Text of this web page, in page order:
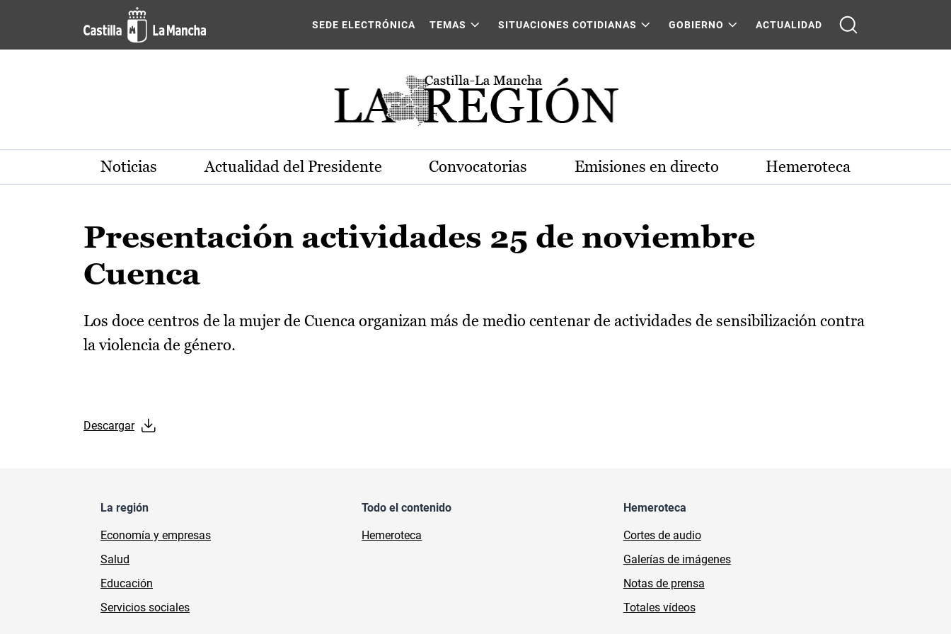
Pasar al contenido principal
SEDE ELECTRÓNICA TEMAS SITUACIONES COTIDIANAS GOBIERNO ACTUALIDAD
Noticias Actualidad del Presidente Convocatorias Emisiones en directo Hemeroteca
Presentación actividades 25 de noviembre
Cuenca
Los doce centros de la mujer de Cuenca organizan más de medio centenar de actividades de sensibilización contra
la violencia de género.
Descargar
La región
Economía y empresas
Salud
Educación
Servicios sociales
Todo el contenido
Hemeroteca
Hemeroteca
Cortes de audio
Galerías de imágenes
Notas de prensa
Totales vídeos